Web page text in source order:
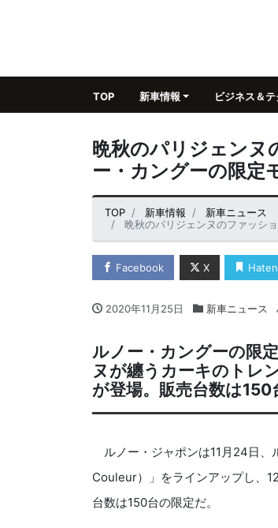
TOP 新車情報 ビジネス＆
晩秋のパリジェンヌ
ー・カングーの限定
TOP 新車情報
新車ニュース
晩秋のパリジェンヌのファッション
Facebook X
2020年11月25日 新車ニュース
ルノー・カングーの限
ヌが纏うカーキのトレ
が登場。販売台数は150
ルノー・ジャポンは11月24日、
Couleur）」をラインアップし、
台数は150台の限定だ。